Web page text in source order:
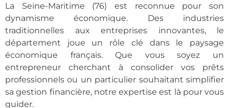
La Seine-Maritime (76) est reconnue pour son
dynamisme économique. Des industries
traditionnelles aux entreprises innovantes, le
département joue un rôle clé dans le paysage
économique français. Que vous soyez un
entrepreneur cherchant à consolider vos prêts
professionnels ou un particulier souhaitant simplifier
sa gestion financière, notre expertise est là pour vous
guider.